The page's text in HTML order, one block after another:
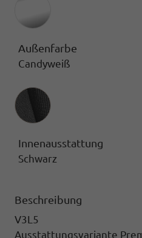
Außenfarbe
Candyweiß
Innenausstattung
Innenausstattung
Schwarz
Beschreibung
V3L5
Ausstattungsvariante